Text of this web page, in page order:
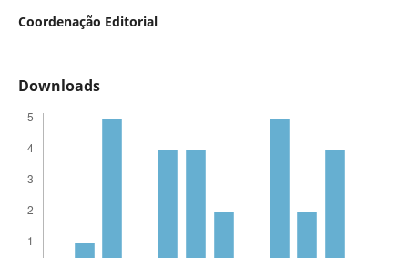
Coordenação Editorial
Downloads